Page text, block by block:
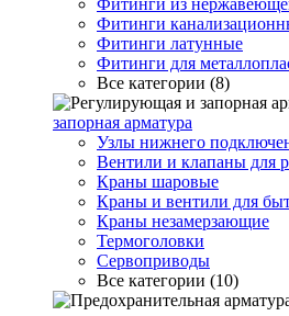
Фитинги из
Фитинги
Фитинги латунные
Фитинги для
Все категории (8)
запорная арматура
Узлы нижнего
Вентили и клапаны для
Краны шаровые
Краны и вентили для
Краны незамерзающие
Термоголовки
Сервоприводы
Все категории (10)